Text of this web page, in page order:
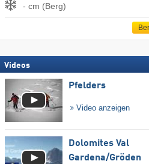
- cm (Berg)
Videos
Pfelders
Video anzeigen
Dolomites Val
Gardena/​Gröden